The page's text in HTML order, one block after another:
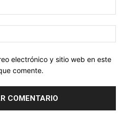
electrónico y sitio web en este
comente.